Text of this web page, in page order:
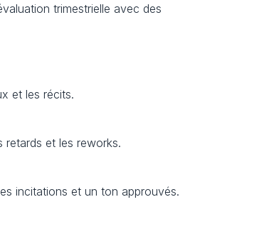
trimestrielle avec des
et les récits.
retards et les reworks.
incitations et un ton approuvés.